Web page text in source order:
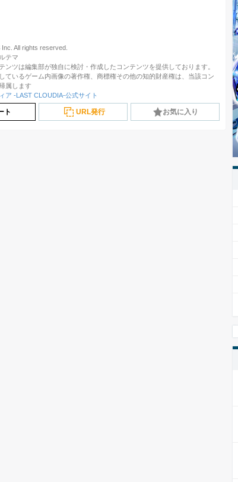
All rights reserved.
テマ
ンツは編集部が独自に検討・作成したコンテンツを提供しております。
ているゲーム内画像の著作権、商標権その他の知的財産権は、当該コン
属します
ア -LAST CLOUDIA-公式サイト
ト URL発行 お気に入り